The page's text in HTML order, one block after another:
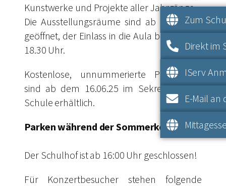
Kunstwerke und Projekte aller Jahrgänge.
Die Ausstellungsräume sind ab 18:00 Uhr
geöffnet, der Einlass in die Aula beginnt um
18.30 Uhr.
Kostenlose, unnummerierte Platzkarten
sind ab dem 16.06.25 im Sekretariat der
Schule erhältlich.
Parken während der Sommerkonzerte
Der Schulhof ist ab 16:00 Uhr geschlossen!
Für Konzertbesucher stehen folgende
Zum
Direkt im
IServ
E-Mail an